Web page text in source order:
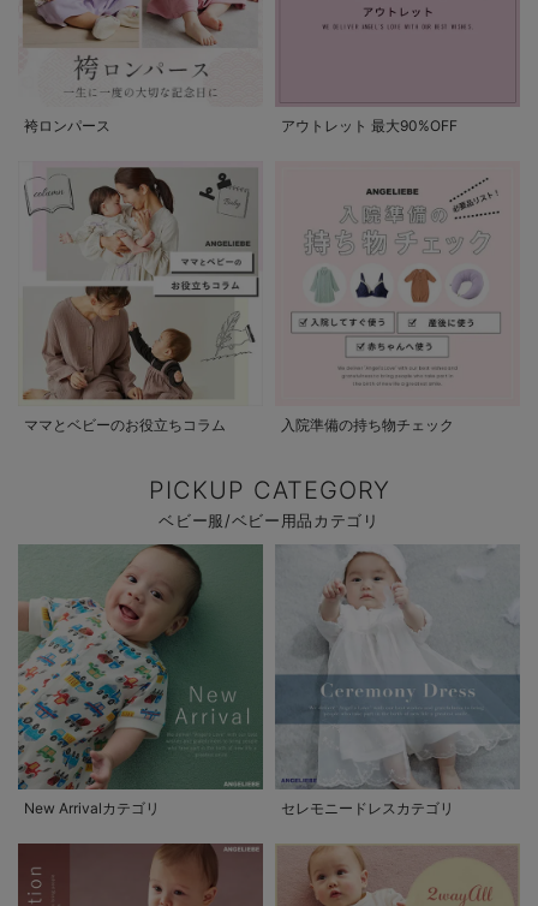
袴ロンパース アウトレット 最大90%OFF
ママとベビーのお役立ちコラム 入院準備の持ち物チェック
PICKUP CATEGORY
ベビー服/ベビー用品カテゴリ
New Arrivalカテゴリ セレモニードレスカテゴリ